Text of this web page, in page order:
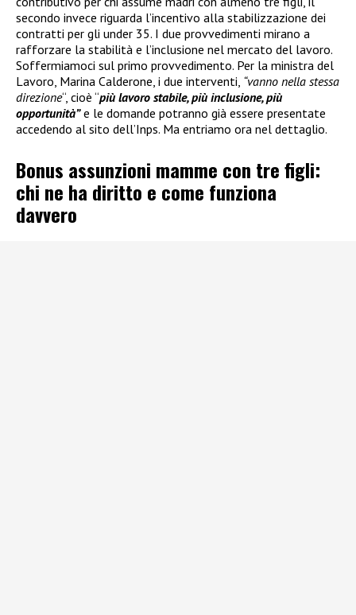
secondo invece riguarda l’incentivo alla stabilizzazione dei
contratti per gli under 35. I due provvedimenti mirano a
rafforzare la stabilità e l’inclusione nel mercato del lavoro.
Soffermiamoci sul primo provvedimento. Per la ministra del
Lavoro, Marina Calderone, i due interventi, “vanno nella stessa
direzione“, cioè “più lavoro stabile, più inclusione, più
opportunità”e le domande potranno già essere presentate
accedendo al sito dell’Inps. Ma entriamo ora nel dettaglio.
Bonus assunzioni mamme con tre figli:
chi ne ha diritto e come funziona
davvero